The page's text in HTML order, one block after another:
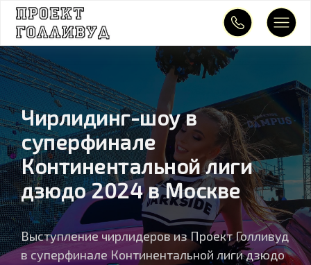
Чирлидинг-шоу в
суперфинале
Континентальной лиги
дзюдо 2024 в Москве
Выступление чирлидеров из Проект Голливуд
в суперфинале Континентальной лиги дзюдо